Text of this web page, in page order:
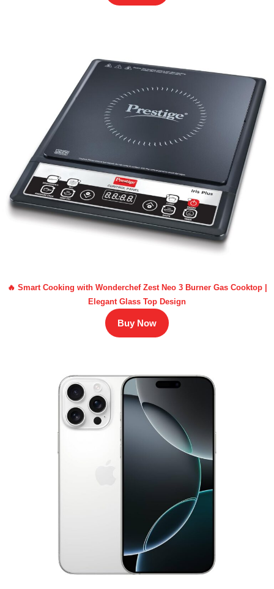
🔥 Smart Cooking with Wonderchef Zest Neo 3 Burner Gas Cooktop |
Elegant Glass Top Design
Buy Now